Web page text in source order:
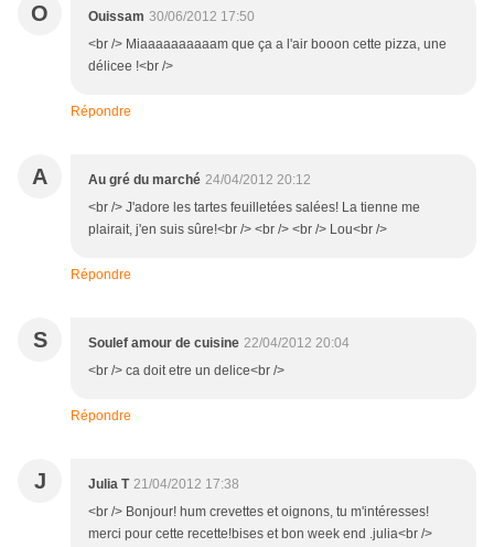
O Ouissam 30/06/2012 17:50
<br /> Miaaaaaaaaaam que ça a l'air booon cette pizza, une
délicee !<br />
Répondre
A Au gré du marché 24/04/2012 20:12
<br /> J'adore les tartes feuilletées salées! La tienne me
plairait, j'en suis sûre!<br /> <br /> <br /> Lou<br />
Répondre
S Soulef amour de cuisine 22/04/2012 20:04
<br /> ca doit etre un delice<br />
Répondre
J Julia T 21/04/2012 17:38
<br /> Bonjour! hum crevettes et oignons, tu m'intéresses!
merci pour cette recette!bises et bon week end .julia<br />